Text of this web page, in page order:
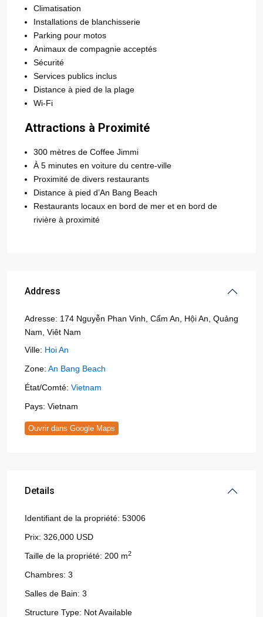
Climatisation
Installations de blanchisserie
Parking pour motos
Animaux de compagnie acceptés
Sécurité
Services publics inclus
Distance à pied de la plage
Wi-Fi
Attractions à Proximité
300 mètres de Coffee Jimmi
À 5 minutes en voiture du centre-ville
Proximité de divers restaurants
Distance à pied d’An Bang Beach
Restaurants locaux en bord de mer et en bord de
rivière à proximité
Address
Adresse: 174 Nguyễn Phan Vinh, Cẩm An, Hội An, Quảng
Nam, Viêt Nam
Ville: Hoi An
Zone: An Bang Beach
État/Comté: Vietnam
Pays: Vietnam
Ouvrir dans Google Maps
Details
Identifiant de la propriété: 53006
Prix: 326,000 USD
Taille de la propriété: 200 m2
Chambres: 3
Salles de Bain: 3
Structure Type: Not Available